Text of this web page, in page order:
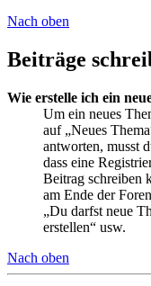
Nach oben
Beiträge
Wie erstelle ich ein
Um ein neues
auf „Neues
antworten, musst
dass eine
Beitrag schreiben
am Ende der
„Du darfst neue
erstellen“ usw.
Nach oben